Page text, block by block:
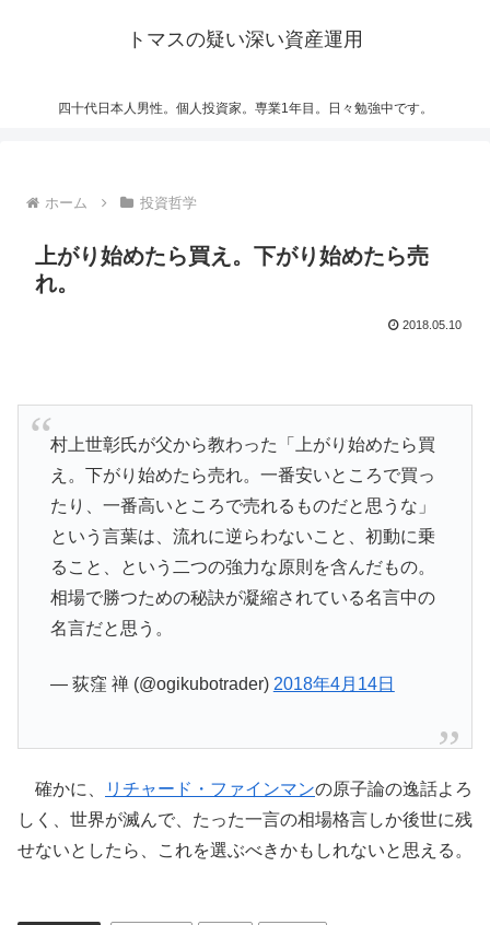
トマスの疑い深い資産運用
四十代日本人男性。個人投資家。専業1年目。日々勉強中です。
ホーム 投資哲学
上がり始めたら買え。下がり始めたら売
れ。
2018.05.10
村上世彰氏が父から教わった「上がり始めたら買
え。下がり始めたら売れ。一番安いところで買っ
たり、一番高いところで売れるものだと思うな」
という言葉は、流れに逆らわないこと、初動に乗
ること、という二つの強力な原則を含んだもの。
相場で勝つための秘訣が凝縮されている名言中の
名言だと思う。
— 荻窪 禅 (@ogikubotrader) 2018年4月14日
確かに、 リチャード・ファインマンの原子論の逸話よろ
しく、世界が滅んで、たった一言の相場格言しか後世に残
せないとしたら、これを選ぶべきかもしれないと思える。